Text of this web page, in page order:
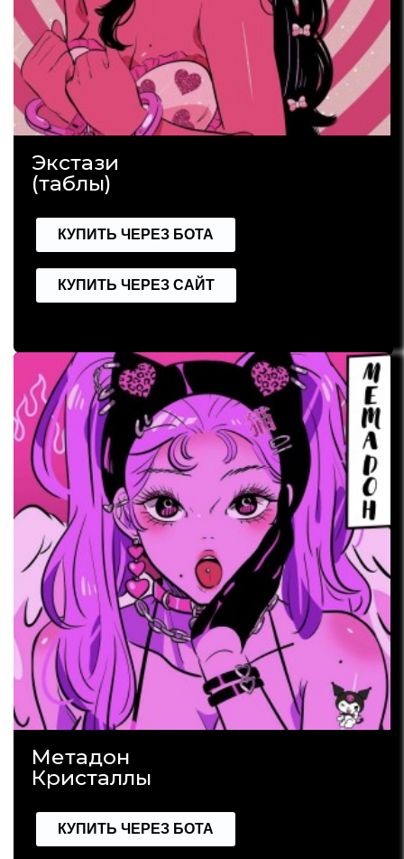
Экстази
(таблы)
КУПИТЬ ЧЕРЕЗ БОТА
КУПИТЬ ЧЕРЕЗ САЙТ
Метадон
Кристаллы
КУПИТЬ ЧЕРЕЗ БОТА